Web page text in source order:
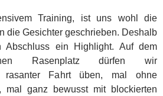
Training, ist uns wohl die
die Gesichter geschrieben. Deshalb
Abschluss ein Highlight. Auf dem
Rasenplatz dürfen wir
rasanter Fahrt üben, mal ohne
mal ganz bewusst mit blockierten